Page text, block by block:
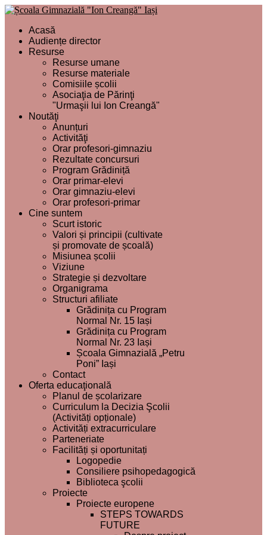
Acasă
Audiențe director
Resurse
Resurse umane
Resurse materiale
Comisiile școlii
Asociaţia de Părinţi
"Urmaşii lui Ion Creangă"
Noutăţi
Anunțuri
Activităţi
Orar profesori-gimnaziu
Rezultate concursuri
Program Grădiniță
Orar primar-elevi
Orar gimnaziu-elevi
Orar profesori-primar
Cine suntem
Scurt istoric
Valori și principii (cultivate
și promovate de școală)
Misiunea școlii
Viziune
Strategie și dezvoltare
Organigrama
Structuri afiliate
Grădinița cu Program
Normal Nr. 15 Iași
Grădinița cu Program
Normal Nr. 23 Iași
Școala Gimnazială „Petru
Poni” Iași
Contact
Oferta educaţională
Planul de școlarizare
Curriculum la Decizia Şcolii
(Activități opționale)
Activități extracurriculare
Parteneriate
Facilități și oportunitați
Logopedie
Consiliere psihopedagogică
Biblioteca şcolii
Proiecte
Proiecte europene
STEPS TOWARDS
FUTURE